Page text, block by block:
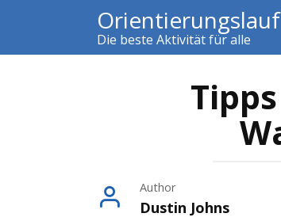
content
Orientierungslauf
Die beste Aktivität für alle
Author
Dustin Johns